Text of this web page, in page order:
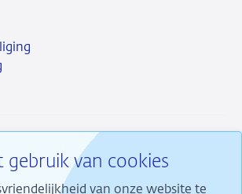
gebruik van cookies
van onze website te
RSS InstagramLinkedin
X